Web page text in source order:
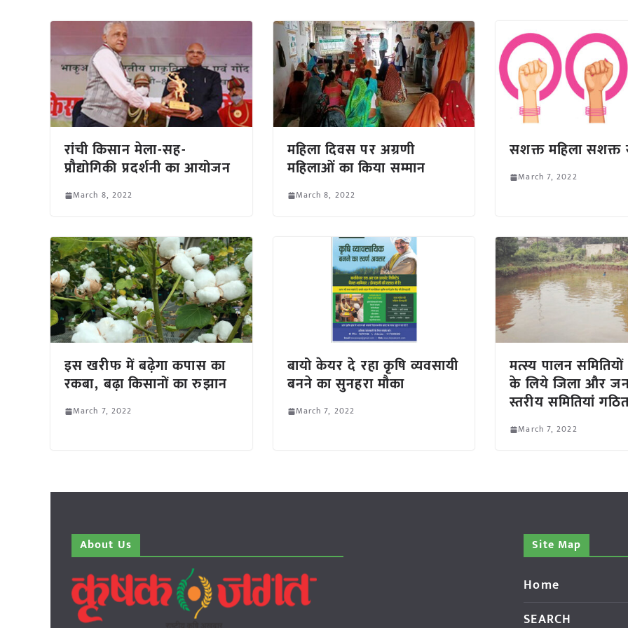
रांची किसान मेला-सह-
प्रौद्योगिकी प्रदर्शनी का आयोजन
March 8, 2022
महिला दिवस पर अग्रणी
महिलाओं का किया सम्मान
March 8, 2022
सशक्त महिला सशक्त
March 7, 2022
इस खरीफ में बढ़ेगा कपास का
रकबा, बढ़ा किसानों का रुझान
March 7, 2022
बायो केयर दे रहा कृषि व्यवसायी
बनने का सुनहरा मौका
March 7, 2022
मत्स्य पालन
के लिये जिला और
स्तरीय समितियां
March 7, 2022
About Us Site Map
Home
SEARCH